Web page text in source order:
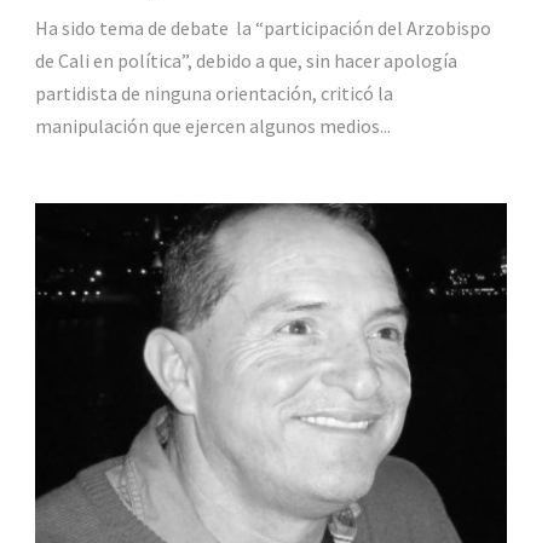
Ha sido tema de debate la “participación del Arzobispo
de Cali en política”, debido a que, sin hacer apología
partidista de ninguna orientación, criticó la
manipulación que ejercen algunos medios...